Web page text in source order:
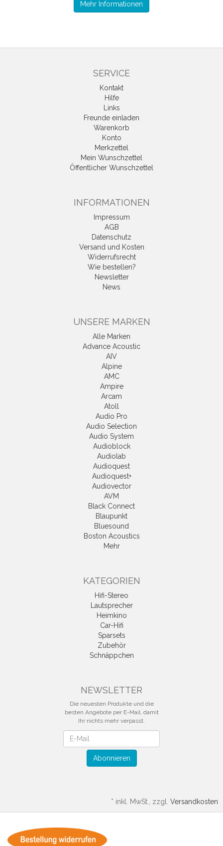
Mehr Informationen
SERVICE
Kontakt
Hilfe
Links
Freunde einladen
Warenkorb
Konto
Merkzettel
Mein Wunschzettel
Öffentlicher Wunschzettel
INFORMATIONEN
Impressum
AGB
Datenschutz
Versand und Kosten
Widerrufsrecht
Wie bestellen?
Newsletter
News
UNSERE MARKEN
Alle Marken
Advance Acoustic
AIV
Alpine
AMC
Ampire
Arcam
Atoll
Audio Pro
Audio Selection
Audio System
Audioblock
Audiolab
Audioquest
Audioquest+
Audiovector
AVM
Black Connect
Blaupunkt
Bluesound
Boston Acoustics
Mehr
KATEGORIEN
Hifi-Stereo
Lautsprecher
Heimkino
Car-Hifi
Sparsets
Zubehör
Schnäppchen
NEWSLETTER
Die neuesten Produkte und die
besten Angebote per E-Mail, damit
Ihr nichts mehr verpasst.
Abonnieren
* inkl. MwSt., zzgl. Versandkosten